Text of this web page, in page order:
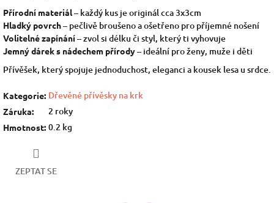
Přírodní materiál– každý kus je originál cca 3x3cm
Hladký povrch– pečlivě broušeno a ošetřeno pro příjemné nošení
Volitelné zapínání– zvol si délku či styl, který ti vyhovuje
Jemný dárek s nádechem přírody– ideální pro ženy, muže i děti
Přívěšek, který spojuje jednoduchost, eleganci a kousek lesa u srdce.
Kategorie: Dřevěné přívěsky na krk
Záruka: 2 roky
Hmotnost: 0.2 kg
ZEPTAT SE